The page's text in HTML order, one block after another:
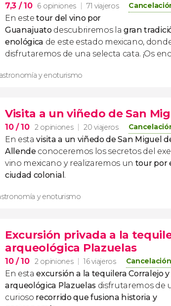
7,3 / 10 6 opiniones 71 viajeros
En estetour del vino por
Guanajuatodescubriremos la gran
enológica de este estado mexicano,
disfrutaremos de una selecta cata. ¡Os
y enoturismo
Visita a un viñedo de San
10/ 10 2 opiniones 20 viajeros
En estavisita a un viñedo de San Miguel
Allende conoceremos los secretos del
vino mexicano y realizaremos un tour por
ciudad colonial .
y enoturismo
Excursión privada a la
arqueológica Plazuelas
10/ 10 2 opiniones 16 viajeros
En estaexcursión a la tequilera Corralejo
arqueológica Plazuelasdisfrutaremos de
curioso recorrido que fusiona historia y